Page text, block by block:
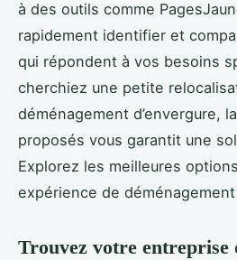
à des outils comme
rapidement identifier et
qui répondent à vos besoins
cherchiez une petite
déménagement d’envergure,
proposés vous garantit une
Explorez les meilleures
expérience de
Trouvez votre entreprise